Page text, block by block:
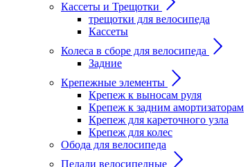
Кассеты и Трещотки
трещотки для велосипеда
Кассеты
Колеса в сборе для велосипеда
Задние
Крепежные элементы
Крепеж к выносам руля
Крепеж к задним амортизаторам
Крепеж для кареточного узла
Крепеж для колес
Обода для велосипеда
Педали велосипедные